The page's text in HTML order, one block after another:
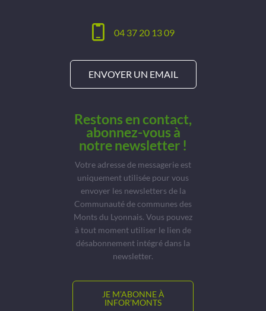
04 37 20 13 09
ENVOYER UN EMAIL
Restons en contact,
abonnez-vous à
notre newsletter !
Votre adresse de messagerie est
uniquement utilisée pour vous
envoyer les newsletters de la
Communauté de communes des
Monts du Lyonnais. Vous pouvez
à tout moment utiliser le lien de
désabonnement intégré dans la
newsletter.
JE M’ABONNE À
INFOR’MONTS